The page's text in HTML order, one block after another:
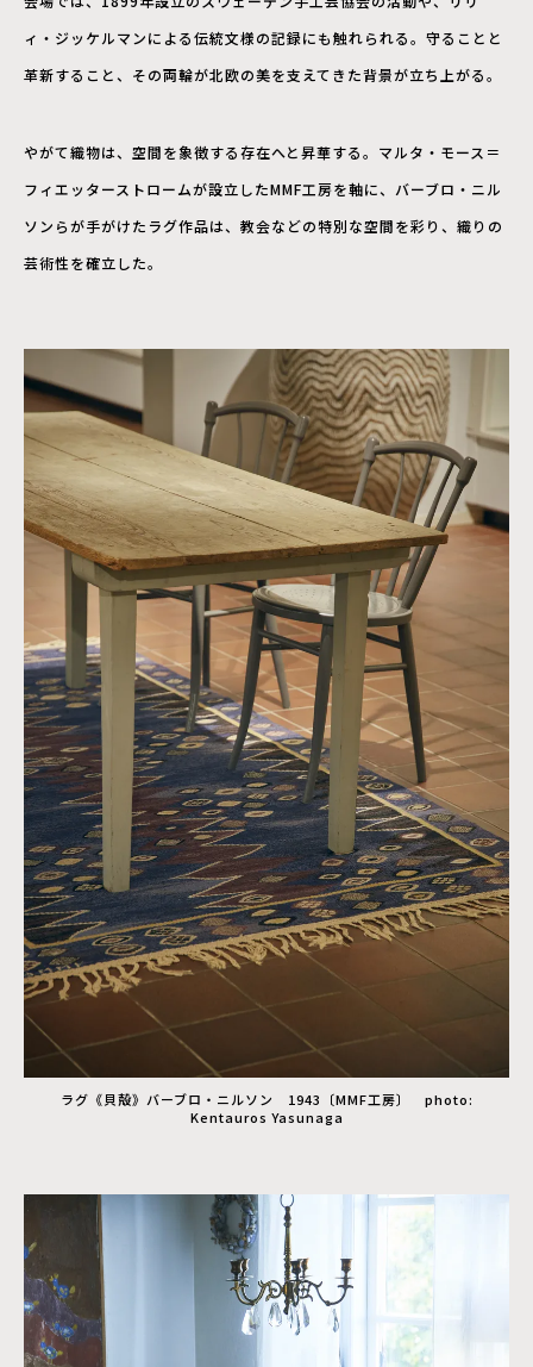
ィ・ジッケルマンによる伝統文様の記録にも触れられる。守ることと
革新すること、その両輪が北欧の美を支えてきた背景が立ち上がる。
やがて織物は、空間を象徴する存在へと昇華する。マルタ・モース＝
フィエッターストロームが設立したMMF工房を軸に、バーブロ・ニル
ソンらが手がけたラグ作品は、教会などの特別な空間を彩り、織りの
芸術性を確立した。
ラグ《貝殻》バーブロ・ニルソン 1943〔MMF工房〕 photo:
Kentauros Yasunaga